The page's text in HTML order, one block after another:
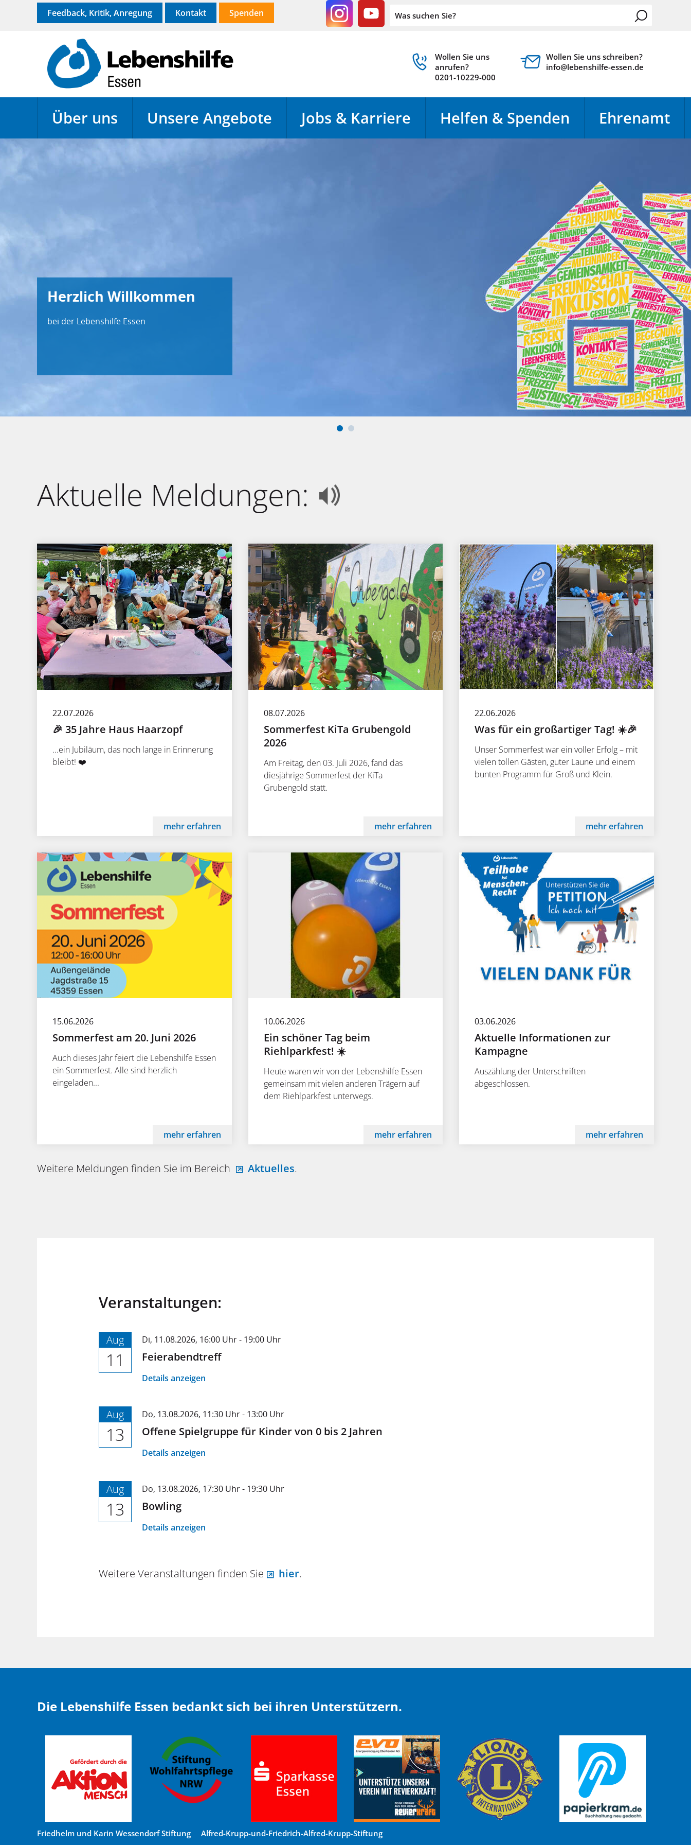
Feedback, Kritik, Anregung Kontakt Spenden
Wollen Sie uns schreiben?
info@lebenshilfe-essen.de
Wollen Sie uns
anrufen?
0201-10229-000
Über uns Unsere Angebote Jobs & Karriere Helfen & Spenden Ehrenamt
Herzlich Willkommen
bei der Lebenshilfe Essen!
Aktuelle Meldungen:
22.07.2026
🎉 35 Jahre Haus Haarzopf
...ein Jubiläum, das noch lange in Erinnerung
bleibt! ❤️
mehr erfahren
08.07.2026
Sommerfest KiTa Grubengold
2026
Am Freitag, den 03. Juli 2026, fand das
diesjährige Sommerfest der KiTa
Grubengold statt.
mehr erfahren
22.06.2026
Was für ein großartiger Tag! ☀️🎉
Unser Sommerfest war ein voller Erfolg – mit
vielen tollen Gästen, guter Laune und einem
bunten Programm für Groß und Klein.
mehr erfahren
15.06.2026
Sommerfest am 20. Juni 2026
Auch dieses Jahr feiert die Lebenshilfe Essen
ein Sommerfest. Alle sind herzlich
eingeladen...
mehr erfahren
10.06.2026
Ein schöner Tag beim
Riehlparkfest! ☀️
Heute waren wir von der Lebenshilfe Essen
gemeinsam mit vielen anderen Trägern auf
dem Riehlparkfest unterwegs.
mehr erfahren
03.06.2026
Aktuelle Informationen zur
Kampagne
Auszählung der Unterschriften
abgeschlossen.
mehr erfahren
Weitere Meldungen finden Sie im Bereich Aktuelles.
Veranstaltungen:
Aug
11
Di, 11.08.2026, 16:00 Uhr- 19:00 Uhr
Feierabendtreff
Details anzeigen
Aug
13
Do, 13.08.2026, 11:30 Uhr- 13:00 Uhr
Offene Spielgruppe für Kinder von 0 bis 2 Jahren
Details anzeigen
Aug
13
Do, 13.08.2026, 17:30 Uhr- 19:30 Uhr
Bowling
Details anzeigen
Weitere Veranstaltungen finden Sie hier.
Die Lebenshilfe Essen bedankt sich bei ihren Unterstützern.
Friedhelm und Karin Wessendorf Stiftung Alfred-Krupp-und-Friedrich-Alfred-Krupp-Stiftung